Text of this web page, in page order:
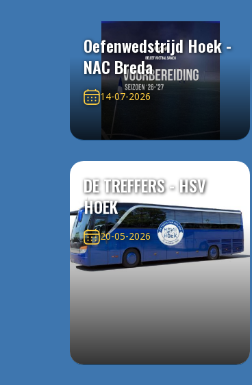
Oefenwedstrijd Hoek -
NAC Breda
14-07-2026
DE TREFFERS - HSV
HOEK
20-05-2026